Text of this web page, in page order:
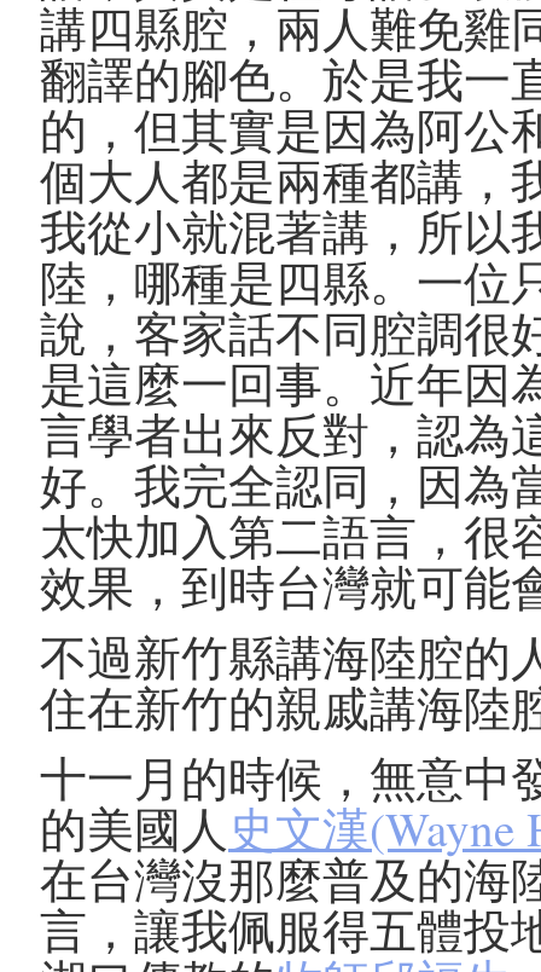
講四縣腔，兩人難免雞
翻譯的腳色。於是我一
的，但其實是因為阿公
個大人都是兩種都講，
我從小就混著講，所以
陸，哪種是四縣。一位
說，客家話不同腔調很
是這麼一回事。近年因
言學者出來反對，認為
好。我完全認同，因為
太快加入第二語言，很
效果，到時台灣就可能
不過新竹縣講海陸腔的
住在新竹的親戚講海陸
十一月的時候，無意中
的美國人 史文漢(Wayne
在台灣沒那麼普及的海
言，讓我佩服得五體投